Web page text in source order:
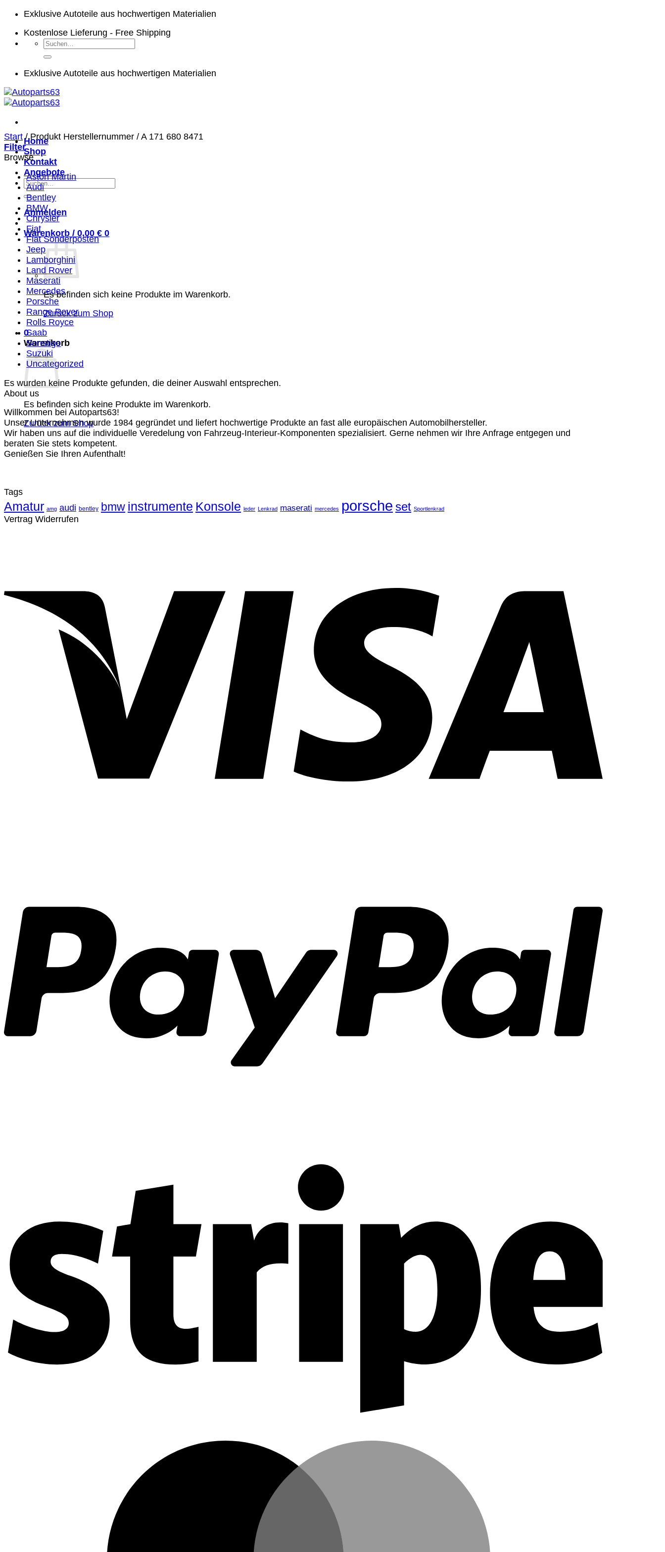
Zum
springen
Exklusive Autoteile aus hochwertigen Materialien
Kostenlose Lieferung - Free Shipping
Suchen
nach:
Exklusive Autoteile aus hochwertigen Materialien
Home
Shop
Kontakt
Angebote
Suchen
nach:
Anmelden
Warenkorb / 0,00 € 0
Es befinden sich keine Produkte im Warenkorb.
Zurück zum Shop
0
Warenkorb
Es befinden sich keine Produkte im Warenkorb.
Zurück zum Shop
Start /Produkt Herstellernummer / A 171 680 8471
Filter
Browse
Aston Martin
Audi
Bentley
BMW
Chrysler
Fiat
Fiat Sonderposten
Jeep
Lamborghini
Land Rover
Maserati
Mercedes
Porsche
Range Rover
Rolls Royce
Saab
Sonstige
Suzuki
Uncategorized
Es wurden keine Produkte gefunden, die deiner Auswahl entsprechen.
About us
Willkommen bei Autoparts63!
Unser Unternehmen wurde 1984 gegründet und liefert hochwertige Produkte an fast alle europäischen Automobilhersteller.
Wir haben uns auf die individuelle Veredelung von Fahrzeug-Interieur-Komponenten spezialisiert. Gerne nehmen wir Ihre Anfrage entgegen und
beraten Sie stets kompetent.
Genießen Sie Ihren Aufenthalt!
Tags
Amatur amg audi bentley bmw instrumente Konsole leder Lenkrad maserati mercedes porsche set Sportlenkrad
Vertrag Widerrufen